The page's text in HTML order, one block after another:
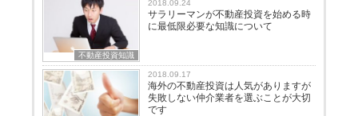
不動産投資知識
2018.09.24
サラリーマンが不動産投資を始める時
に最低限必要な知識について
2018.09.17
海外の不動産投資は人気がありますが
失敗しない仲介業者を選ぶことが大切
です